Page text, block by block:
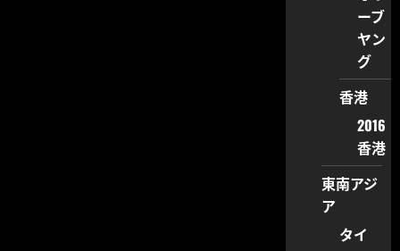
ーブ
ヤン
グ
香港
2016
香港
東南アジ
ア
タイ